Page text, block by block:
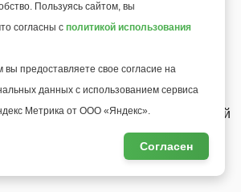
ушел из жизни 21 июня 1998 года,
золотой свадьбы с Фаиной
моего отца, брат, такой героический
в Книгу Памяти погибших и
области
Пользуясь сайтом, вы
согласны с политикой использования
вы предоставляете свое согласие на
данных с использованием сервиса
Метрика от ООО «Яндекс».
Согласен